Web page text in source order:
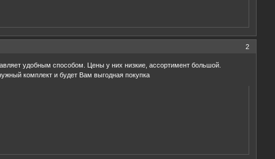
2
удобным способом. Цены у них низкие, ассортимент большой.
комплект и будет Вам выгодная покупка